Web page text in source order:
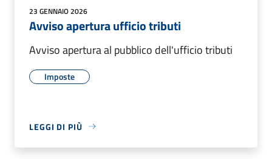
23 GENNAIO 2026
Avviso apertura ufficio tributi
Avviso apertura al pubblico dell'ufficio tributi
Imposte
LEGGI DI PIÙ